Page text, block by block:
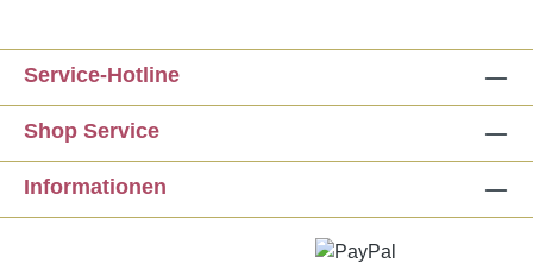
Service-Hotline
Shop Service
Informationen